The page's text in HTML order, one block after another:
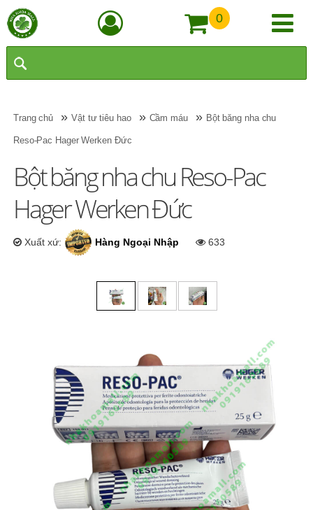
0
Trang chủ »Vật tư tiêu hao » Cầm máu » Bột băng nha chu
Reso-Pac Hager Werken Đức
Bột băng nha chu Reso-Pac
Hager Werken Đức
Xuất xứ: Hàng Ngoại Nhập 633